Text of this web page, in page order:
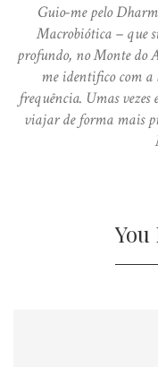
Guio-me pelo
Macrobiótica – que
profundo, no Monte do
me identifico com
frequência. Umas
viajar de forma mais
You